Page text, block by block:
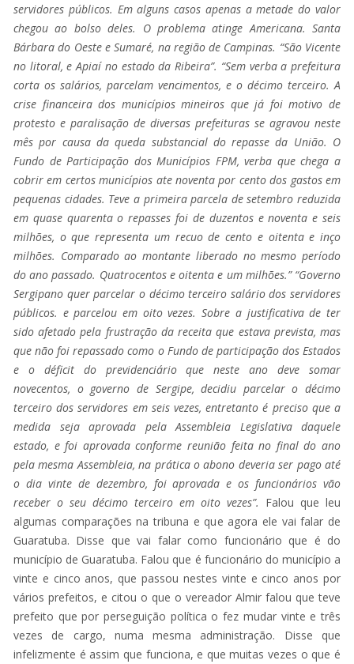
servidores públicos. Em alguns casos apenas a metade do valor
chegou ao bolso deles. O problema atinge Americana. Santa
Bárbara do Oeste e Sumaré, na região de Campinas. “São Vicente
no litoral, e Apiaí no estado da Ribeira”. “Sem verba a prefeitura
corta os salários, parcelam vencimentos, e o décimo terceiro. A
crise financeira dos municípios mineiros que já foi motivo de
protesto e paralisação de diversas prefeituras se agravou neste
mês por causa da queda substancial do repasse da União. O
Fundo de Participação dos Municípios FPM, verba que chega a
cobrir em certos municípios ate noventa por cento dos gastos em
pequenas cidades. Teve a primeira parcela de setembro reduzida
em quase quarenta o repasses foi de duzentos e noventa e seis
milhões, o que representa um recuo de cento e oitenta e inço
milhões. Comparado ao montante liberado no mesmo período
do ano passado. Quatrocentos e oitenta e um milhões.” “Governo
Sergipano quer parcelar o décimo terceiro salário dos servidores
públicos. e parcelou em oito vezes. Sobre a justificativa de ter
sido afetado pela frustração da receita que estava prevista, mas
que não foi repassado como o Fundo de participação dos Estados
e o déficit do previdenciário que neste ano deve somar
novecentos, o governo de Sergipe, decidiu parcelar o décimo
terceiro dos servidores em seis vezes, entretanto é preciso que a
medida seja aprovada pela Assembleia Legislativa daquele
estado, e foi aprovada conforme reunião feita no final do ano
pela mesma Assembleia, na prática o abono deveria ser pago até
o dia vinte de dezembro, foi aprovada e os funcionários vão
receber o seu décimo terceiro em oito vezes”. Falou que leu
algumas comparações na tribuna e que agora ele vai falar de
Guaratuba. Disse que vai falar como funcionário que é do
município de Guaratuba. Falou que é funcionário do município a
vinte e cinco anos, que passou nestes vinte e cinco anos por
vários prefeitos, e citou o que o vereador Almir falou que teve
prefeito que por perseguição política o fez mudar vinte e três
vezes de cargo, numa mesma administração. Disse que
infelizmente é assim que funciona, e que muitas vezes o que é